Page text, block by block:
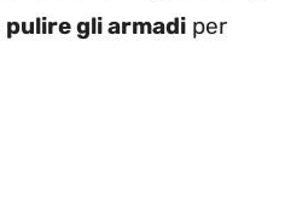
pulire gli armadi per